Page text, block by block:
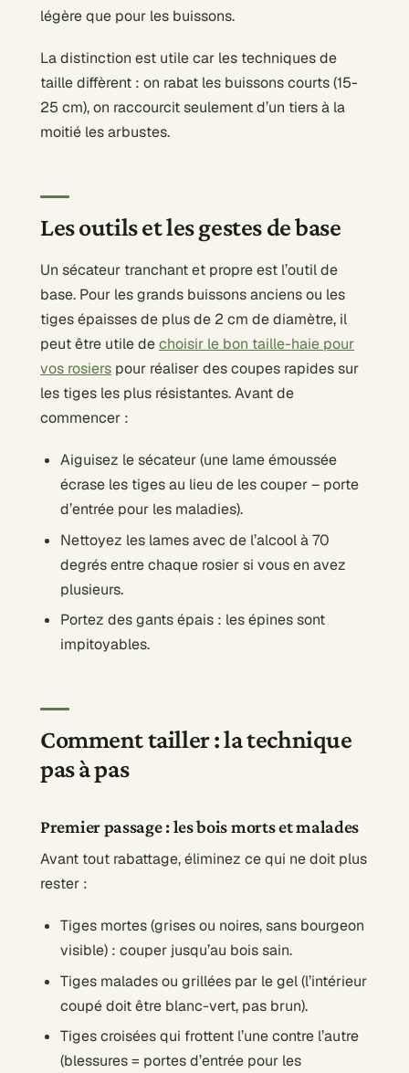
légère que pour les buissons.
La distinction est utile car les techniques de
taille diffèrent : on rabat les buissons courts (15-
25 cm), on raccourcit seulement d’un tiers à la
moitié les arbustes.
Les outils et les gestes de base
Un sécateur tranchant et propre est l’outil de
base. Pour les grands buissons anciens ou les
tiges épaisses de plus de 2 cm de diamètre, il
peut être utile dechoisir le bon taille-haie pour
vos rosiers pour réaliser des coupes rapides sur
les tiges les plus résistantes. Avant de
commencer :
Aiguisez le sécateur (une lame émoussée
écrase les tiges au lieu de les couper – porte
d’entrée pour les maladies).
Nettoyez les lames avec de l’alcool à 70
degrés entre chaque rosier si vous en avez
plusieurs.
Portez des gants épais : les épines sont
impitoyables.
Comment tailler : la technique
pas à pas
Premier passage : les bois morts et malades
Avant tout rabattage, éliminez ce qui ne doit plus
rester :
Tiges mortes (grises ou noires, sans bourgeon
visible) : couper jusqu’au bois sain.
Tiges malades ou grillées par le gel (l’intérieur
coupé doit être blanc-vert, pas brun).
Tiges croisées qui frottent l’une contre l’autre
(blessures = portes d’entrée pour les